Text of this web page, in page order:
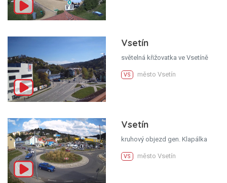
Vsetín
světelná křižovatka ve Vsetíně
VS město Vsetín
Vsetín
kruhový objezd gen. Klapálka
VS město Vsetín